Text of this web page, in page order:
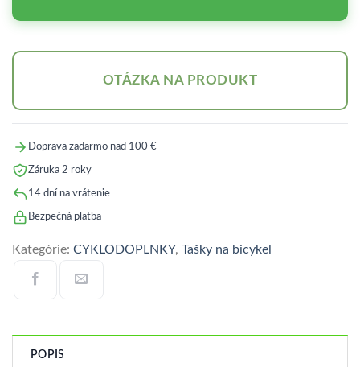
OTÁZKA NA PRODUKT
Doprava zadarmo nad 100 €
Záruka 2 roky
14 dní na vrátenie
Bezpečná platba
Kategórie: CYKLODOPLNKY, Tašky na bicykel
POPIS